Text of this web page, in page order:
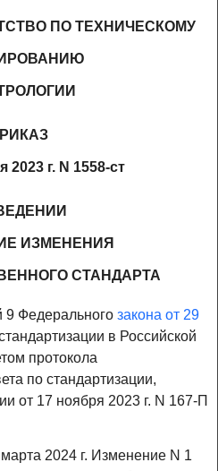
ПО ТЕХНИЧЕСКОМУ
2023 г. N 1558-ст
ИЗМЕНЕНИЯ
СТАНДАРТА
9 Федерального закона от 29
в Российской
протокола
по стандартизации,
от 17 ноября 2023 г. N 167-П
2024 г. Изменение N 1